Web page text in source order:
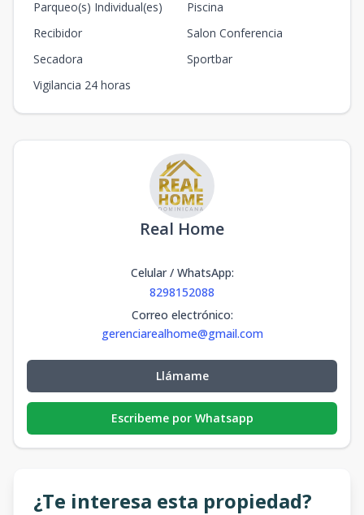
Parqueo(s) Individual(es)
Piscina
Recibidor
Salon Conferencia
Secadora
Sportbar
Vigilancia 24 horas
Real Home
Celular / WhatsApp:
8298152088
Correo electrónico:
gerenciarealhome@gmail.com
Llámame
Escribeme por Whatsapp
¿Te interesa esta propiedad?